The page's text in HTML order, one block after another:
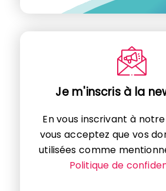
Je m'inscris à la
En vous inscrivant à
vous acceptez que vos
utilisées comme
Politique de